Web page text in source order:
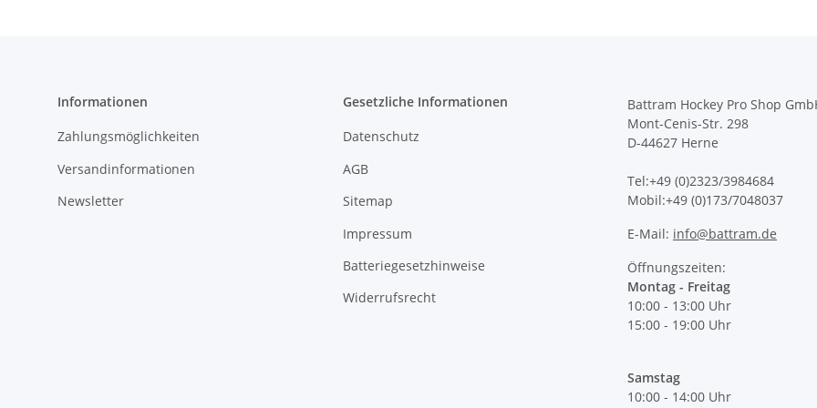
Informationen
Zahlungsmöglichkeiten
Versandinformationen
Newsletter
Gesetzliche Informationen
Datenschutz
AGB
Sitemap
Impressum
Batteriegesetzhinweise
Widerrufsrecht
Battram Hockey Pro Shop
Mont-Cenis-Str. 298
D-44627 Herne
Tel:+49 (0)2323/3984684
Mobil:+49 (0)173/7048037
E-Mail: info@battram.de
Öffnungszeiten:
Montag - Freitag
10:00 - 13:00 Uhr
15:00 - 19:00 Uhr
Samstag
10:00 - 14:00 Uhr